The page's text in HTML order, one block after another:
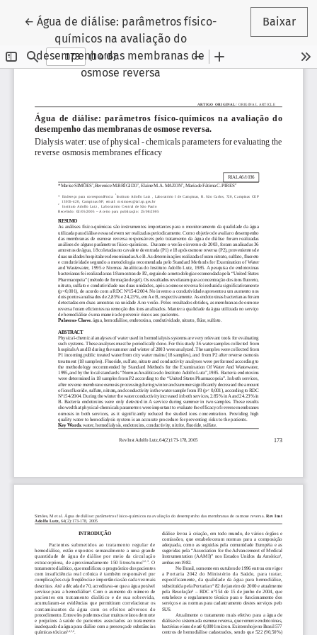
←Voltar aos Detalhes do Artigo
Água de diálise: parâmetros físico-
químicos na avaliação do
desempenho das membranas de
osmose reversa
Baixar